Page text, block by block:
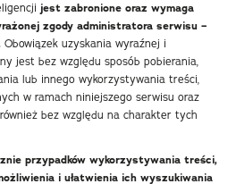
jest zabronione oraz wymaga
zgody administratora serwisu –
Obowiązek uzyskania wyraźnej i
jest bez względu sposób pobierania,
lub innego wykorzystywania treści,
w ramach niniejszego serwisu oraz
bez względu na charakter tych
przypadków wykorzystywania treści,
i ułatwienia ich wyszukiwania